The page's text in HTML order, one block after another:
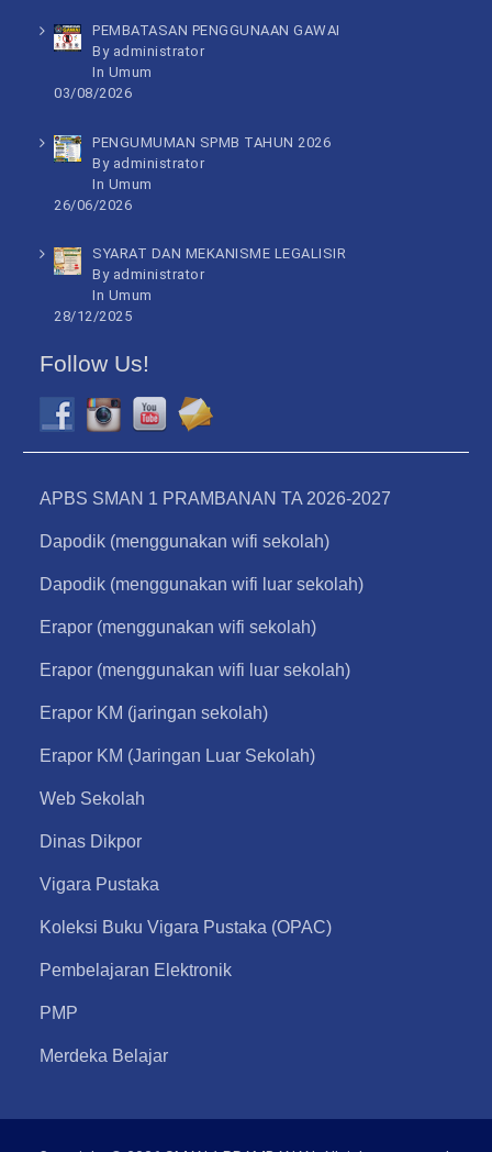
PEMBATASAN PENGGUNAAN GAWAI
By administrator
In Umum
03/08/2026
PENGUMUMAN SPMB TAHUN 2026
By administrator
In Umum
26/06/2026
SYARAT DAN MEKANISME LEGALISIR
By administrator
In Umum
28/12/2025
Follow Us!
APBS SMAN 1 PRAMBANAN TA 2026-2027
Dapodik (menggunakan wifi sekolah)
Dapodik (menggunakan wifi luar sekolah)
Erapor (menggunakan wifi sekolah)
Erapor (menggunakan wifi luar sekolah)
Erapor KM (jaringan sekolah)
Erapor KM (Jaringan Luar Sekolah)
Web Sekolah
Dinas Dikpor
Vigara Pustaka
Koleksi Buku Vigara Pustaka (OPAC)
Pembelajaran Elektronik
PMP
Merdeka Belajar